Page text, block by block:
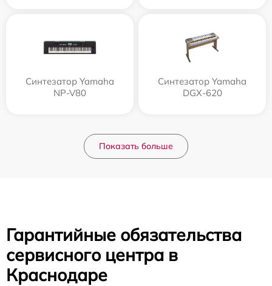
Синтезатор Yamaha
NP-V80
Синтезатор Yamaha
DGX-620
Показать больше
Гарантийные обязательства
сервисного центра в
Краснодаре